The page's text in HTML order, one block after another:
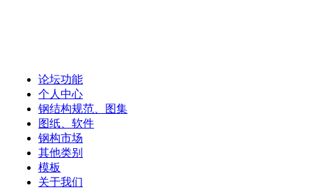
论坛功能
个人中心
钢结构规范、图集
图纸、软件
钢构市场
其他类别
模板
关于我们